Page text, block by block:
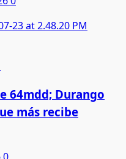
64mdd; Durango
más recibe